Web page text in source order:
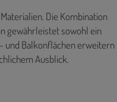
Die Kombination
gewährleistet sowohl ein
und Balkonflächen erweitern
Ausblick.